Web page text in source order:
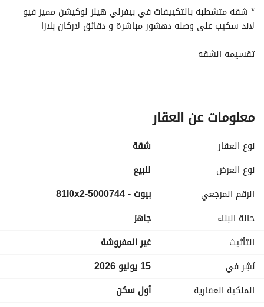
لاند سكيب على وصله دهشور مباشرة و دقائق لاركان بلازا
تقسيمه الشقه
مميزات كمبوند
مساحات خضراء
مدرسه المانيه
HUB مول-
هايبر ماركت
سكنى :
سوديك فيليت فى التجمع
بيفرلى هيلز
فاي و كارميل
سيزر ( الساحل الشمالي )
معلومات عن العقار
نوع العقار
شقة
نوع العرض
للبيع
الرقم المرجعي
بيوت - 5000744-81I0x2
حالة البناء
جاهز
التأثيث
غير المفروشة
نُشِر في
15 يوليو 2026
الملكية العقارية
أول سكن